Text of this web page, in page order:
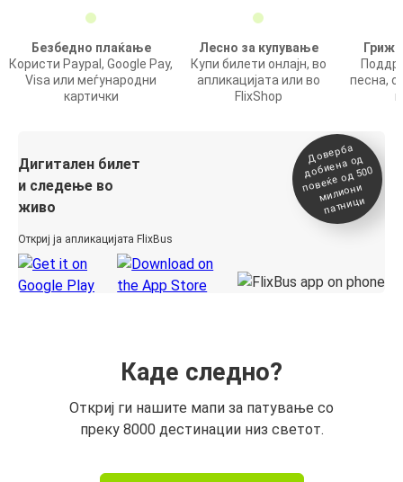
Безбедно плаќање
Користи Paypal, Google Pay,
Visa или меѓународни
картички
Лесно за купување
Купи билети онлајн, во
апликацијата или во
FlixShop
песна,
Дигитален билет
и следење во
живо
Откриј ја апликацијата FlixBus
Доверба
добиена о
д
повеќе о
д 500
милиони
патници
Каде следно?
Откриј ги нашите мапи за патување со
преку 8000 дестинации низ светот.